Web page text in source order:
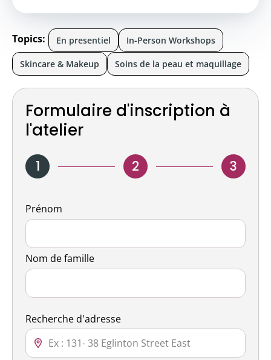
Formulaire d'inscription à
l'atelier
1 2 3
Nom
Prénom
Nom de famille
Recherche d'adresse
Topics: En presentiel In-Person Workshops
Skincare & Makeup Soins de la peau et maquillage